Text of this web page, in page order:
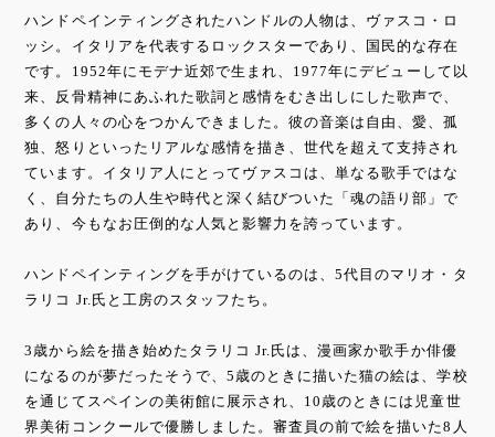
ハンドペインティングされたハンドルの人物は、ヴァスコ・ロ
ッシ。イタリアを代表するロックスターであり、国民的な存在
です。1952年にモデナ近郊で生まれ、1977年にデビューして以
来、反骨精神にあふれた歌詞と感情をむき出しにした歌声で、
多くの人々の心をつかんできました。彼の音楽は自由、愛、孤
独、怒りといったリアルな感情を描き、世代を超えて支持され
ています。イタリア人にとってヴァスコは、単なる歌手ではな
く、自分たちの人生や時代と深く結びついた「魂の語り部」で
あり、今もなお圧倒的な人気と影響力を誇っています。
ハンドペインティングを手がけているのは、5代目のマリオ・タ
ラリコ Jr.氏と工房のスタッフたち。
3歳から絵を描き始めたタラリコ Jr.氏は、漫画家か歌手か俳優
になるのが夢だったそうで、5歳のときに描いた猫の絵は、学校
を通じてスペインの美術館に展示され、10歳のときには児童世
界美術コンクールで優勝しました。審査員の前で絵を描いた8人